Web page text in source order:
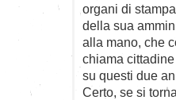
organi di
della sua
alla mano, che
chiama
su questi due
Certo, se si